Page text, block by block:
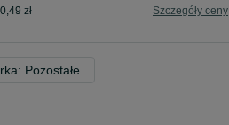
zł Szczegóły ceny
Pozostałe